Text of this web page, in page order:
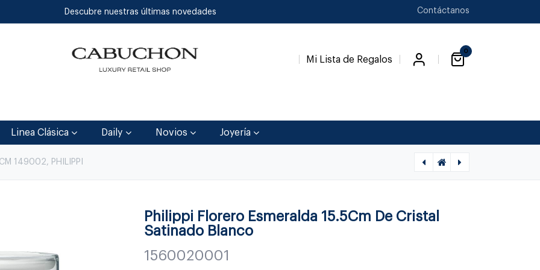
Descubre nuestras últimas novedades Contáctanos
Mi Lista de Regalos
0
Linea Clásica Daily Novios Joyería
149002, PHILIPPI
Philippi Florero Esmeralda 15.5Cm De Cristal
Satinado Blanco
1560020001